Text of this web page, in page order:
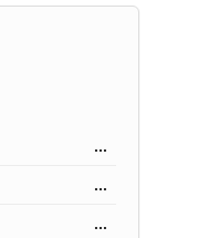
...
...
...